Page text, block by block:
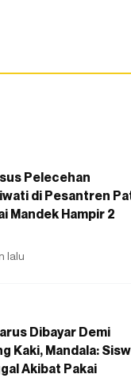
Pelecehan
di Pesantren
Mandek Hampir 2
lalu
Dibayar Demi
Kaki, Mandala:
Akibat Pakai